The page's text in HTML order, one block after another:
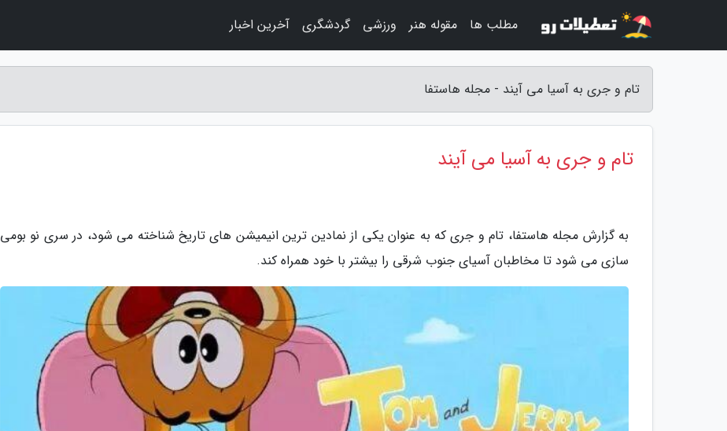
تام و جری به آسیا می آیند - مجله هاستفا
تام و جری به آسیا می آیند
به گزارش مجله هاستفا، تام و جری که به عنوان یکی از نمادین ترین انیمیشن های تاریخ شناخته می شود، در سری نو بومی
سازی می شود تا مخاطبان آسیای جنوب شرقی را بیشتر با خود همراه کند.
مطلب ها مقوله هنر ورزشی گردشگری آخرین اخبار